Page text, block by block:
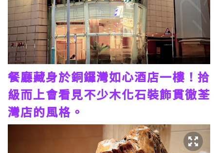
餐廳藏身於銅鑼灣如心酒店一樓！拾
級而上會看見不少木化石裝飾貫徹荃
灣店的風格。